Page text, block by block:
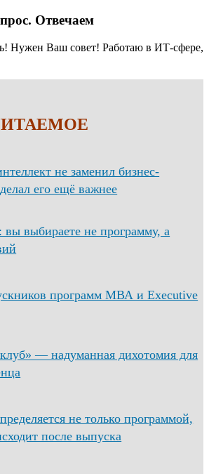
Отвечаем
Нужен Ваш совет! Работаю в ИТ-сфере,
не заменил бизнес-
его ещё важнее
выбираете не программу, а
программ МВА и Executive
— надуманная дихотомия для
не только программой,
после выпуска